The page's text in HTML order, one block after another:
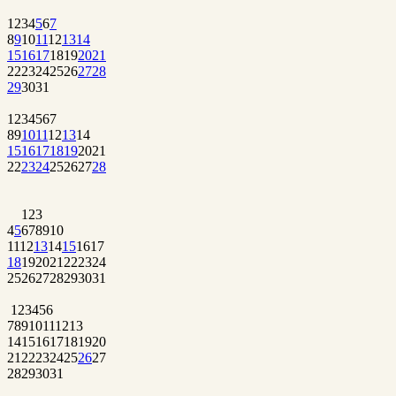
1 234567
891011121314
15161718192021
22232425262728
293031
1 234567
891011121314
15161718192021
22232425262728
1 23
45678910
11121314151617
18192021 222324
25262728293031
1 23456
78910111213
14151617181920
21 222324252627
28293031